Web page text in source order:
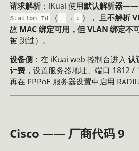
请求解析：iKuai 使用默认解析器
Station-Id
（ - → : ）， 且不解析
故 MAC 绑定可用，但 VLAN 绑定不
被 跳过）。
设备侧 ：在 iKuai web 控制台进入 认
计费 ，设置服务器地址、端口 1812 /
再在 PPPoE 服务器设置中启用
Cisco —— 厂商代码 9